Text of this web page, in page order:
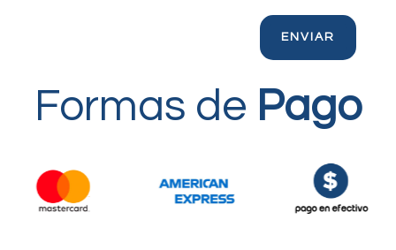
ENVIAR
Formas de Pago